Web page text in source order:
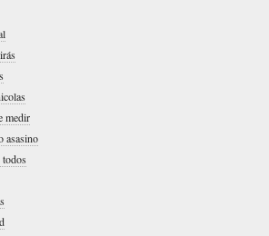
medir
asasino